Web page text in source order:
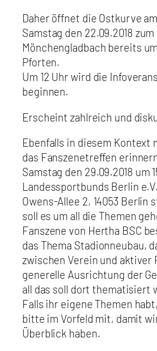
Daher öffnet die Ostkurve
Samstag den 22.09.2018
Mönchengladbach bereits
Pforten.
Um 12 Uhr wird die
beginnen.
Erscheint zahlreich und
Ebenfalls in diesem Kontext
das Fanszenetreffen
Samstag den 29.09.2018 um
Landessportbunds Berlin
Owens-Allee 2, 14053
soll es um all die Themen
Fanszene von Hertha BSC
das Thema Stadionneubau,
zwischen Verein und aktiver
generelle Ausrichtung der
all das soll dort thematisiert
Falls ihr eigene Themen
bitte im Vorfeld mit, damit
Überblick haben.